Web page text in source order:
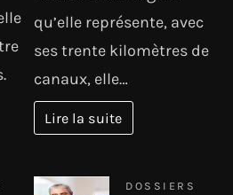
qu’elle représente, avec
ses trente kilomètres de
canaux, elle…
Lire la suite
DOSSIERS